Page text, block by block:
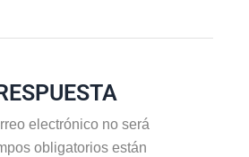
electrónico no será
obligatorios están